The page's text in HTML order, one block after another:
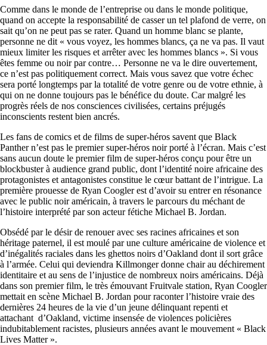
Comme dans le monde de l’entreprise ou dans le monde politique,
quand on accepte la responsabilité de casser un tel plafond de verre, on
sait qu’on ne peut pas se rater. Quand un homme blanc se plante,
personne ne dit « vous voyez, les hommes blancs, ça ne va pas. Il vaut
mieux limiter les risques et arrêter avec les hommes blancs ». Si vous
êtes femme ou noir par contre… Personne ne va le dire ouvertement,
ce n’est pas politiquement correct. Mais vous savez que votre échec
sera porté longtemps par la totalité de votre genre ou de votre ethnie, à
qui on ne donne toujours pas le bénéfice du doute. Car malgré les
progrès réels de nos consciences civilisées, certains préjugés
inconscients restent bien ancrés.
Les fans de comics et de films de super-héros savent que Black
Panther n’est pas le premier super-héros noir porté à l’écran. Mais c’est
sans aucun doute le premier film de super-héros conçu pour être un
blockbuster à audience grand public, dont l’identité noire africaine des
protagonistes et antagonistes constitue le cœur battant de l’intrigue. La
première prouesse de Ryan Coogler est d’avoir su entrer en résonance
avec le public noir américain, à travers le parcours du méchant de
l’histoire interprété par son acteur fétiche Michael B. Jordan.
Obsédé par le désir de renouer avec ses racines africaines et son
héritage paternel, il est moulé par une culture américaine de violence et
d’inégalités raciales dans les ghettos noirs d’Oakland dont il sort grâce
à l’armée. Celui qui deviendra Killmonger donne chair au déchirement
identitaire et au sens de l’injustice de nombreux noirs américains. Déjà
dans son premier film, le très émouvant Fruitvale station, Ryan Coogler
mettait en scène Michael B. Jordan pour raconter l’histoire vraie des
dernières 24 heures de la vie d’un jeune délinquant repenti et
attachant d’Oakland, victime insensée de violences policières
indubitablement racistes, plusieurs années avant le mouvement « Black
Lives Matter ».